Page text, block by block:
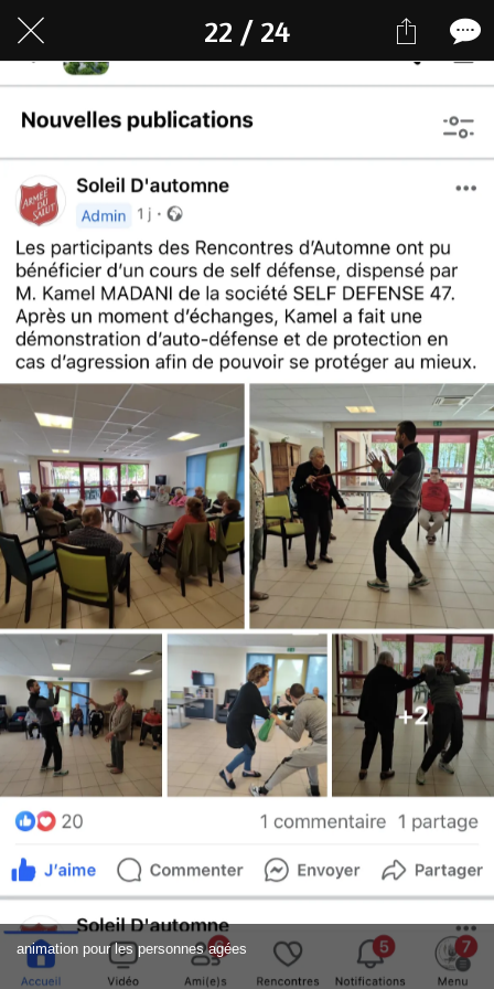
22 / 24
animation pour les personnes agées